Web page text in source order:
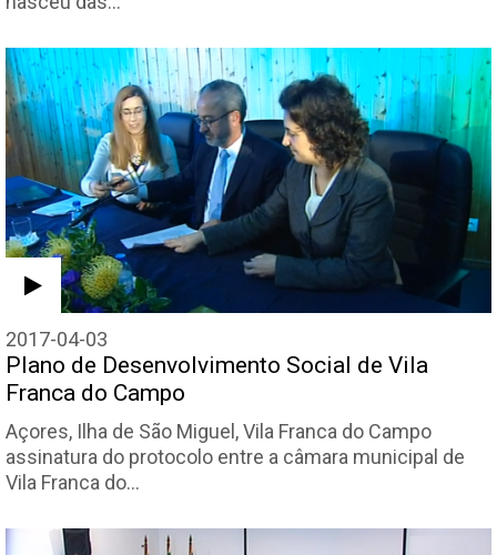
2017-04-03
Plano de Desenvolvimento Social de Vila
Franca do Campo
Açores, Ilha de São Miguel, Vila Franca do Campo
assinatura do protocolo entre a câmara municipal de
Vila Franca do…